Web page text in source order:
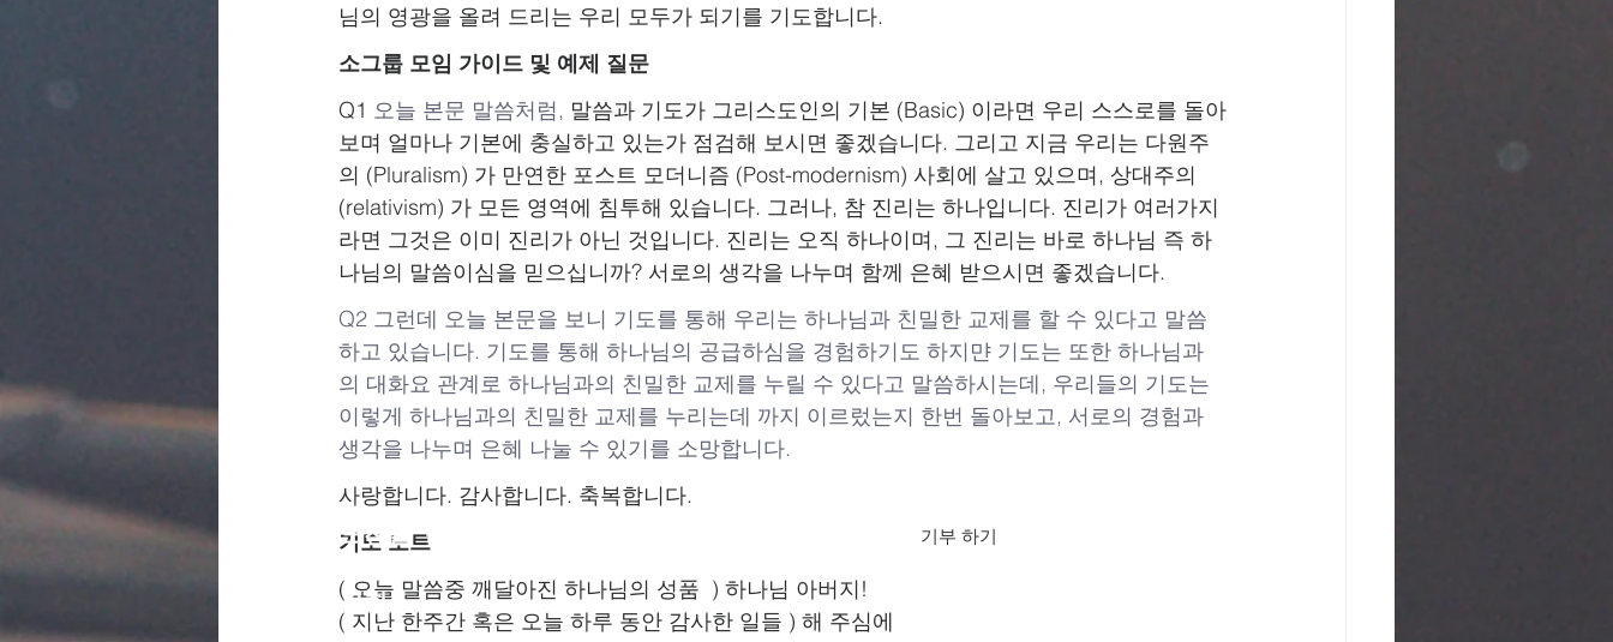
님의 영광을 올려 드리는 우리 모두가 되기를 기도합니다.
소그룹 모임 가이드 및 예제 질문
Q1 오늘 본문 말씀처럼, 말씀과 기도가 그리스도인의 기본 (Basic) 이라면 우리 스스로를 돌아
보며 얼마나 기본에 충실하고 있는가 점검해 보시면 좋겠습니다. 그리고 지금 우리는 다원주
의 (Pluralism) 가 만연한 포스트 모더니즘 (Post-modernism) 사회에 살고 있으며, 상대주의
(relativism) 가 모든 영역에 침투해 있습니다. 그러나, 참 진리는 하나입니다. 진리가 여러가지
라면 그것은 이미 진리가 아닌 것입니다. 진리는 오직 하나이며, 그 진리는 바로 하나님 즉 하
나님의 말씀이심을 믿으십니까? 서로의 생각을 나누며 함께 은혜 받으시면 좋겠습니다.
Q2 그런데 오늘 본문을 보니 기도를 통해 우리는 하나님과 친밀한 교제를 할 수 있다고 말씀
하고 있습니다. 기도를 통해 하나님의 공급하심을 경험하기도 하지먄 기도는 또한 하나님과
의 대화요 관계로 하나님과의 친밀한 교제를 누릴 수 있다고 말씀하시는데, 우리들의 기도는
이렇게 하나님과의 친밀한 교제를 누리는데 까지 이르렀는지 한번 돌아보고, 서로의 경험과
생각을 나누며 은혜 나눌 수 있기를 소망합니다.
사랑합니다. 감사합니다. 축복합니다.
기도 노트
( 오늘 말씀중 깨달아진 하나님의 성품  ) 하나님 아버지!
( 지난 한주간 혹은 오늘 하루 동안 감사한 일들 ) 해 주심에
모든 도전을 넘어
​한울 교회
기부 하기